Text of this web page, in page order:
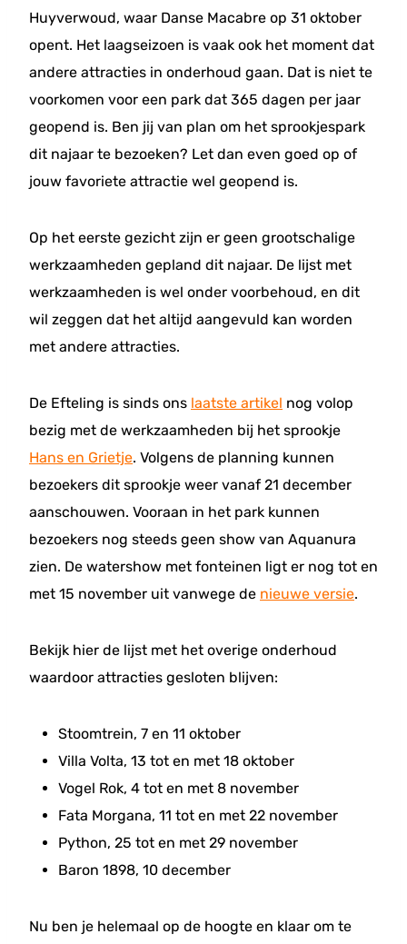
Huyverwoud, waar Danse Macabre op 31 oktober
opent. Het laagseizoen is vaak ook het moment dat
andere attracties in onderhoud gaan. Dat is niet te
voorkomen voor een park dat 365 dagen per jaar
geopend is. Ben jij van plan om het sprookjespark
dit najaar te bezoeken? Let dan even goed op of
jouw favoriete attractie wel geopend is.
Op het eerste gezicht zijn er geen grootschalige
werkzaamheden gepland dit najaar. De lijst met
werkzaamheden is wel onder voorbehoud, en dit
wil zeggen dat het altijd aangevuld kan worden
met andere attracties.
De Efteling is sinds ons laatste artikel nog volop
bezig met de werkzaamheden bij het sprookje
Hans en Grietje. Volgens de planning kunnen
bezoekers dit sprookje weer vanaf 21 december
aanschouwen. Vooraan in het park kunnen
bezoekers nog steeds geen show van Aquanura
zien. De watershow met fonteinen ligt er nog tot en
met 15 november uit vanwege de nieuwe versie.
Bekijk hier de lijst met het overige onderhoud
waardoor attracties gesloten blijven:
Stoomtrein, 7 en 11 oktober
Villa Volta, 13 tot en met 18 oktober
Vogel Rok, 4 tot en met 8 november
Fata Morgana, 11 tot en met 22 november
Python, 25 tot en met 29 november
Baron 1898, 10 december
Nu ben je helemaal op de hoogte en klaar om te